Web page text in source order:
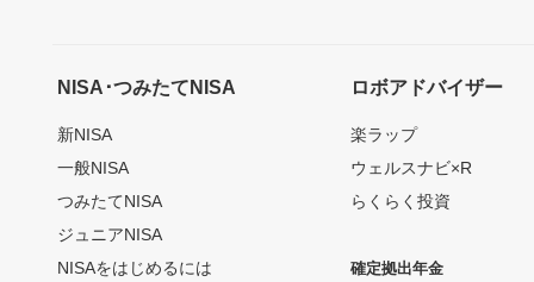
NISA･つみたてNISA
新NISA
一般NISA
つみたてNISA
ジュニアNISA
NISAをはじめるには
ロボアドバイザー
楽ラップ
ウェルスナビ×R
らくらく投資
確定拠出年金